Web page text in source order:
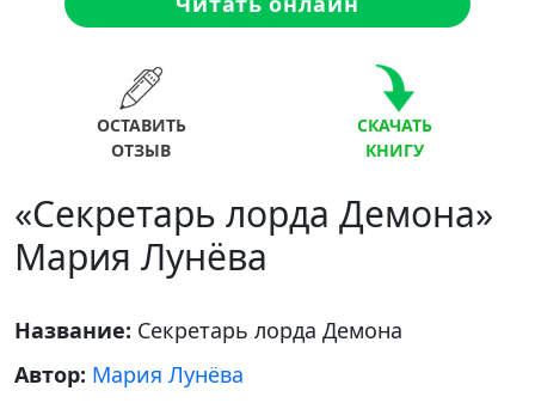
ОСТАВИТЬ
ОТЗЫВ
СКАЧАТЬ
КНИГУ
«Секретарь лорда Демона»
Мария Лунёва
Название: Секретарь лорда Демона
Автор: Мария Лунёва